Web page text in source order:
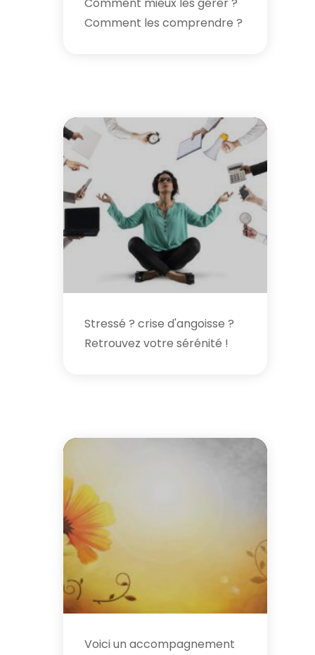
Comment mieux les gérer ?
Comment les comprendre ?
Stressé ? crise d'angoisse ?
Retrouvez votre sérénité !
Voici un accompagnement